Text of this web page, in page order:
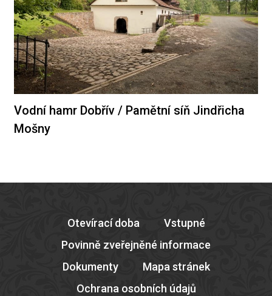
Vodní hamr Dobřív / Pamětní síň Jindřicha
Mošny
Otevírací doba
Vstupné
Povinně zveřejněné informace
Dokumenty
Mapa stránek
Ochrana osobních údajů